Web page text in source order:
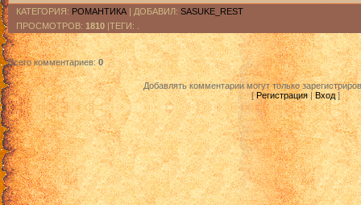
КАТЕГОРИЯ: РОМАНТИКА | ДОБАВИЛ: SASUKE_REST
ПРОСМОТРОВ: 1810 |ТЕГИ: .
Всего комментариев:0
Добавлять комментарии могут только
[Регистрация|Вход]